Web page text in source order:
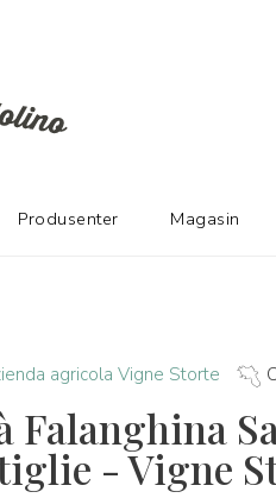
agricola Vigne Storte
Falanghina
- Vigne
Produsenter Magasin